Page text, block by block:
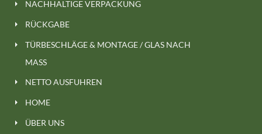
NACHHALTIGE VERPACKUNG
RÜCKGABE
TÜRBESCHLÄGE & MONTAGE / GLAS NACH
MASS
NETTO AUSFUHREN
HOME
ÜBER UNS